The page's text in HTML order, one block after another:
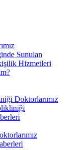
Sunulan
Hizmetleri
Doktorlarımız